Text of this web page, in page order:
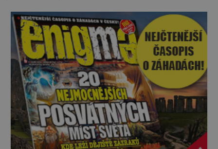
temná minulost mohla zanechat něco, co se
dodnes nepodařilo vysvětlit. Kamenný hrad stojí v
horách Salcburska u